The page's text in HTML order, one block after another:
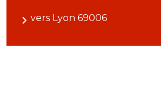
vers Lyon 69006